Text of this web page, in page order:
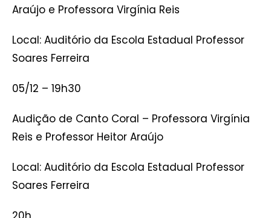
Araújo e Professora Virgínia Reis
Local: Auditório da Escola Estadual Professor
Soares Ferreira
05/12 – 19h30
Audição de Canto Coral – Professora Virgínia
Reis e Professor Heitor Araújo
Local: Auditório da Escola Estadual Professor
Soares Ferreira